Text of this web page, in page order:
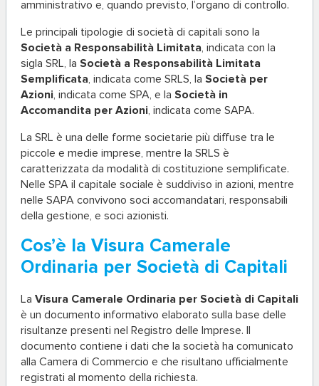
amministrativo e, quando previsto, l’organo di controllo.
Le principali tipologie di società di capitali sono la
Società a Responsabilità Limitata, indicata con la
sigla SRL, la Società a Responsabilità Limitata
Semplificata, indicata come SRLS, la Società per
Azioni, indicata come SPA, e la Società in
Accomandita per Azioni, indicata come SAPA.
La SRL è una delle forme societarie più diffuse tra le
piccole e medie imprese, mentre la SRLS è
caratterizzata da modalità di costituzione semplificate.
Nelle SPA il capitale sociale è suddiviso in azioni, mentre
nelle SAPA convivono soci accomandatari, responsabili
della gestione, e soci azionisti.
Cos’è la Visura Camerale
Ordinaria per Società di Capitali
La Visura Camerale Ordinaria per Società di Capitali
è un documento informativo elaborato sulla base delle
risultanze presenti nel Registro delle Imprese. Il
documento contiene i dati che la società ha comunicato
alla Camera di Commercio e che risultano ufficialmente
registrati al momento della richiesta.